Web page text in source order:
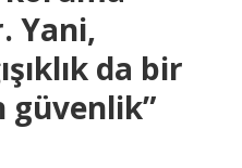
Yani,
da bir
güvenlik”